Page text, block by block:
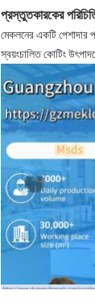
প্রস্তুতকারকের
মেকলনের একটি পেশাদার
স্বয়ংচালিত কোটিং